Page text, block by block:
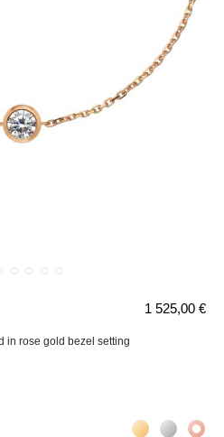
in rose gold bezel setting
1 525,00 €
Жёлтое золото
Белое